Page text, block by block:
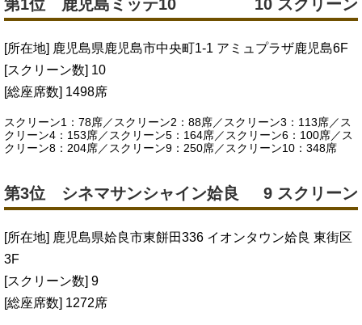
第1位 鹿児島ミッテ10 10 スクリーン
[所在地] 鹿児島県鹿児島市中央町1-1 アミュプラザ鹿児島6F
[スクリーン数] 10
[総座席数] 1498席
スクリーン1：78席／スクリーン2：88席／スクリーン3：113席／ス
クリーン4：153席／スクリーン5：164席／スクリーン6：100席／ス
クリーン8：204席／スクリーン9：250席／スクリーン10：348席
第3位 シネマサンシャイン姶良 9 スクリーン
[所在地] 鹿児島県姶良市東餅田336 イオンタウン姶良 東街区
3F
[スクリーン数] 9
[総座席数] 1272席